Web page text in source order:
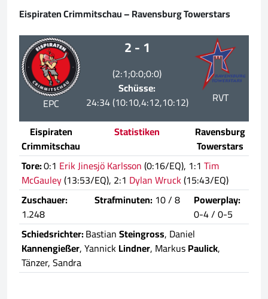
Eispiraten Crimmitschau – Ravensburg Towerstars
EPC
2 - 1
(2:1;0:0;0:0)
Schüsse:
24:34 (10:10,4:12,10:12)
RVT
Eispiraten
Crimmitschau
Statistiken
Ravensburg
Towerstars
Tore:0:1 Erik Jinesjö Karlsson(0:16/EQ), 1:1 Tim
McGauley(13:53/EQ), 2:1 Dylan Wruck(15:43/EQ)
Zuschauer:
1.248
Strafminuten: 10 / 8
Powerplay:
0-4 / 0-5
Schiedsrichter:BastianSteingross, Daniel
Kannengießer, YannickLindner, MarkusPaulick,
Tänzer, Sandra